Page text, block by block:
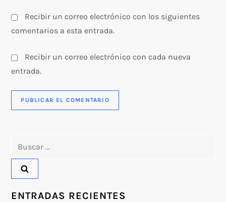
s
Recibir un correo electrónico con los siguientes
comentarios a esta entrada.
Recibir un correo electrónico con cada nueva
entrada.
ENTRADAS RECIENTES